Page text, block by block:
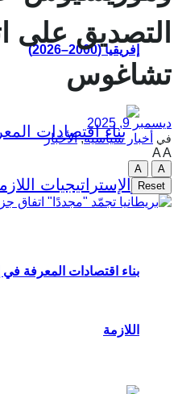
إفريقيا (2000–2026)
بناء اقتصادات المعرفة في
اللازمة
التصديق على
تشاغوس
ديسمبر 9, 2025
في أخبار سياسية,الأخبار
AA
A
A
Reset